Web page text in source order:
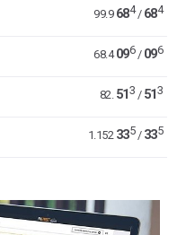
99.9 684/ 684
68.4 096/ 096
82. 513 / 513
1.152 335/ 335